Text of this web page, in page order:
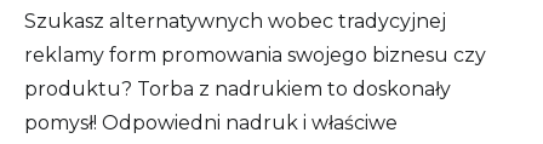
Szukasz alternatywnych wobec tradycyjnej
reklamy form promowania swojego biznesu czy
produktu? Torba z nadrukiem to doskonały
pomysł! Odpowiedni nadruk i właściwe